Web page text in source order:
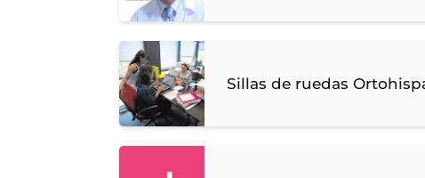
Sillas de ruedas